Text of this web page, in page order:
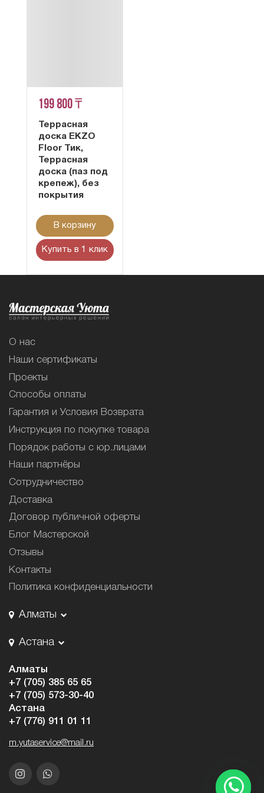
199 800 ₸
Террасная
доска EKZO
Floor Тик,
Террасная
доска (паз под
крепеж), без
покрытия
В корзину
Купить в 1 клик
О нас
Наши сертификаты
Проекты
Способы оплаты
Гарантия и Условия Возврата
Инструкция по покупке товара
Порядок работы с юр.лицами
Наши партнёры
Сотрудничество
Доставка
Договор публичной оферты
Блог Мастерской
Отзывы
Контакты
Политика конфиденциальности
Алматы
Астана
Алматы
+7 (705) 385 65 65
+7 (705) 573-30-40
Астана
+7 (776) 911 01 11
m.yutaservice@mail.ru